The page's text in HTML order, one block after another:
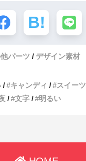
パーツ
デザイン素材
キャンディ スイーツ
文字 明るい